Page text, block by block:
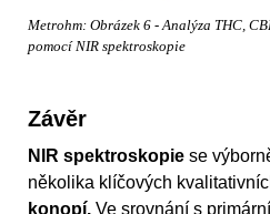
Metrohm: Obrázek 6 - Analýza THC,
pomocí NIR spektroskopie
Závěr
NIR spektroskopie se
několika klíčových
konopí. Ve srovnání s